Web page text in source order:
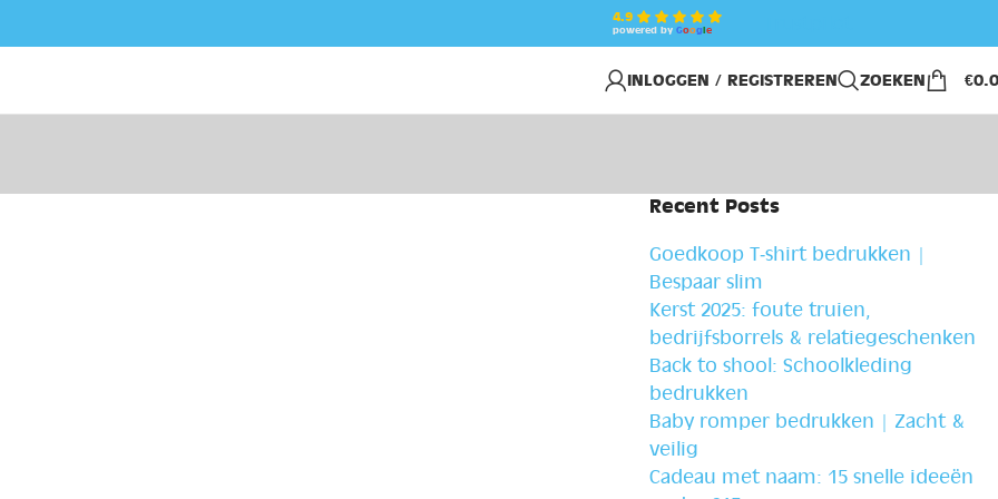
4.9
powered by Google
INLOGGEN / REGISTREREN ZOEKEN €
Recent Posts
Goedkoop T‑shirt bedrukken |
Bespaar slim
Kerst 2025: foute truien,
bedrijfsborrels & relatiegeschenken
Back to shool: Schoolkleding
bedrukken
Baby romper bedrukken | Zacht &
veilig
Cadeau met naam: 15 snelle ideeën